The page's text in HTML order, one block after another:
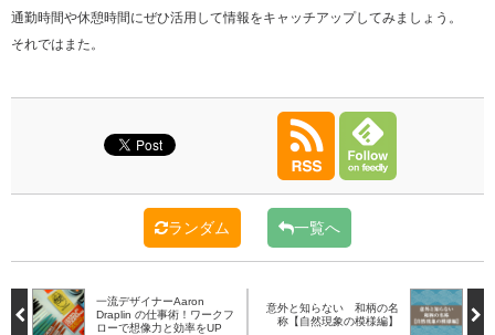
通勤時間や休憩時間にぜひ活用して情報をキャッチアップしてみましょう。
それではまた。
ランダム 一覧へ
一流デザイナーAaron
Draplin の仕事術！ワークフ
ローで想像力と効率をUP
意外と知らない 和柄の名
称【自然現象の模様編】